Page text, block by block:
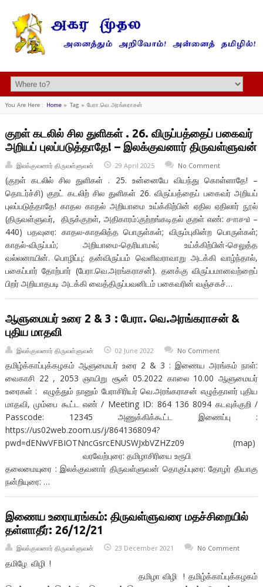
You Are Here : Home» Tag » பேரா.வெ.அரங்கராசன்
குறள் கடலில் சில துளிகள் . 26. விருப்பத்தைப் பகைவர்
அறியப் புலப்படுத்தாதே! – இலக்குவனார் திருவள்ளுவன்
இலக்குவனார் திருவள்ளுவன் 29 April 2025 No Comment
(குறள் கடலில் சில துளிகள் . 25. உன்னையே வியந்து கொள்ளாதே! –
தொடர்ச்சி) குறட் கடலிற் சில துளிகள் 26. விருப்பத்தைப் பகைவர் அறியப்
புலப்படுத்தாதே! காதல காதல் அறியாமை உய்க்கிற்பின் ஏதில ஏதிலார் நூல்
(திருவள்ளுவர், திருக்குறள், அதிகாரம்:குற்றங்கடிதல் குறள் எண்: ௪௱௪௰ –
440) பதவுரை: காதல-காதலித்த பொருள்கள்; விரும்புகின்ற பொருள்கள்;
காதல்-விருப்பம்; அறியாமை-தெரியாமல்; உய்க்கிற்பின்-செலுத்த
வல்லனாயின். பொழிப்பு: தன்விருப்பம் வெளிவராவாறு அடக்கி வாழ்ந்தால்,
பகைப்பார் தோற்பார் (பேரா.வெ.அரங்கராசன்). தனக்கு விருப்பமானவற்றைப்
பிறர் அறியாதபடி அடக்கி வைத்திருப்பவனிடம் பகைவரின் வஞ்சகச்…
ஆளுமையர் உரை 2 & 3 : பேரா. வெ.அரங்கராசன் &
புதிய மாதவி
இலக்குவனார் திருவள்ளுவன் 02 June 2022 No Comment
தமிழ்க்காப்புக்கழகம் ஆளுமையர் உரை 2 & 3 : இணைய அரங்கம் நாள்:
வைகாசி 22 , 2053 ஞாயிறு சூன் 05.2022 காலை 10.00 ஆளுமையர்
உரைகள் : எழுத்தும் நானும் பேராசிரியர் வெ.அரங்கராசன் எழுத்தாளர் புதிய
மாதவி, மும்பை கூட்ட எண் / Meeting ID: 864 136 8094 கடவுக்குறி /
Passcode: 12345 அணுக்கிக்கூட்ட இணைப்பு :
https://us02web.zoom.us/j/8641368094?
pwd=dENwVFBIOTNncGsrcENUSWJxbVZHZz09 (map)
வரவேற்புரை: தமிழாசிரியை உரூபி
தலைமையுரை : இலக்குவனார் திருவள்ளுவன் தொகுப்புரை: தோழர் தியாகு
நன்றியுரை: …
இணைய உரையரங்கம்: திருவள்ளுவரை மதச்சிறையில்
தள்ளாதீர்: 26/12/21
இலக்குவனார் திருவள்ளுவன் 23 December 2021 No Comment
தமிழே விழி !
தமிழா விழி ! தமிழ்க்காப்புக்கழகம்